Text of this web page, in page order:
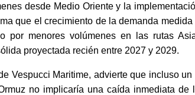
desde Medio Oriente y la
que el crecimiento de la demanda
por menores volúmenes en las rutas
proyectada recién entre 2027 y 2029.
Vespucci Maritime, advierte que incluso
no implicaría una caída inmediata de